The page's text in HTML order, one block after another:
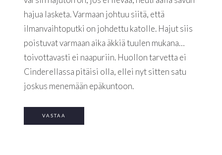
hajua lasketa. Varmaan johtuu siitä, että
ilmanvaihtoputki on johdettu katolle. Hajut siis
poistuvat varmaan aika äkkiä tuulen mukana…
toivottavasti ei naapuriin. Huollon tarvetta ei
Cinderellassa pitäisi olla, ellei nyt sitten satu
joskus menemään epäkuntoon.
VASTAA